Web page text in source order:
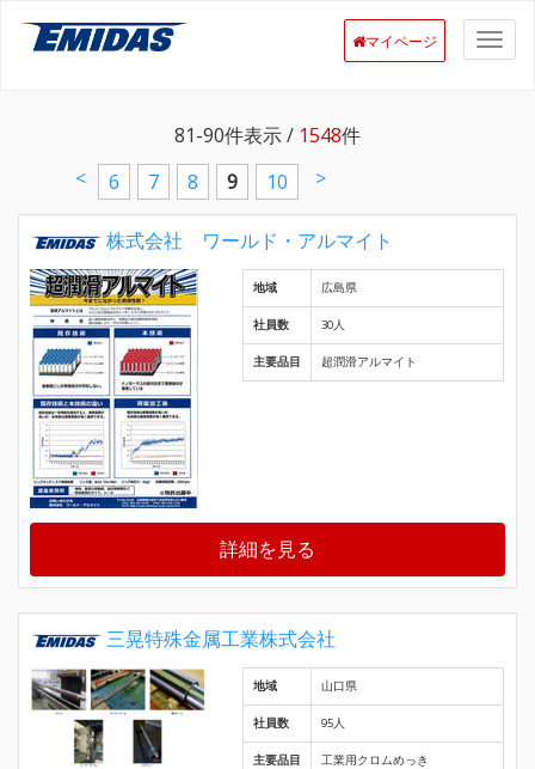
マイページ
81-90件表示 / 1548件
<
6 7 8 9 10 >
株式会社 ワールド・アルマイト
地域 広島県
社員数 30人
主要品目 超潤滑アルマイト
詳細を見る
三晃特殊金属工業株式会社
地域 山口県
社員数 95人
主要品目 工業用クロムめっき